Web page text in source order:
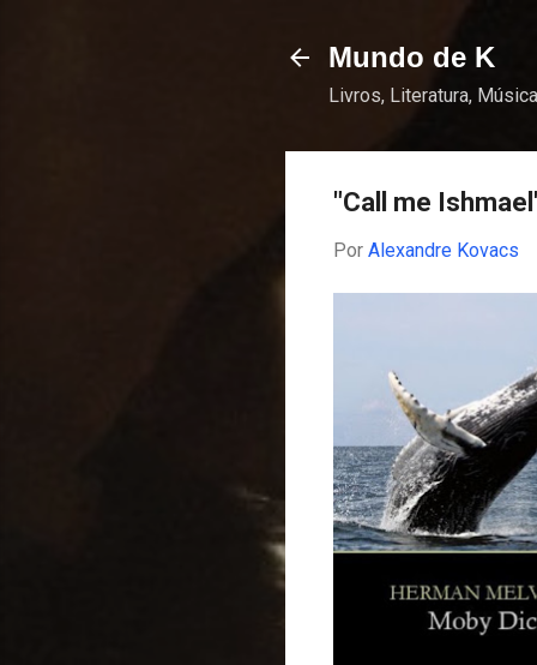
Mundo de K
Livros, Literatura,
"Call me
Por Alexandre Kovacs